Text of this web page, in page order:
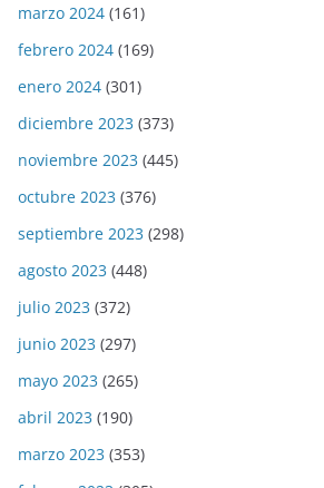
marzo 2024 (161)
febrero 2024 (169)
enero 2024 (301)
diciembre 2023 (373)
noviembre 2023 (445)
octubre 2023 (376)
septiembre 2023 (298)
agosto 2023 (448)
julio 2023 (372)
junio 2023 (297)
mayo 2023 (265)
abril 2023 (190)
marzo 2023 (353)